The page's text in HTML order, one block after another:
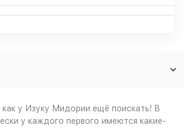
как у Изуку Мидории ещё поискать! В
у каждого первого имеются какие-